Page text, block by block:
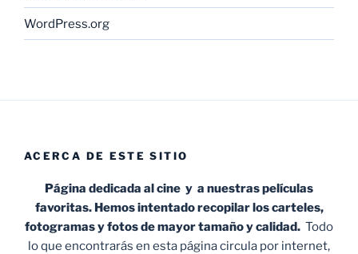
WordPress.org
ACERCA DE ESTE SITIO
Página dedicada al cine y a nuestras películas
favoritas. Hemos intentado recopilar los carteles,
fotogramas y fotos de mayor tamaño y calidad. Todo
lo que encontrarás en esta página circula por internet,